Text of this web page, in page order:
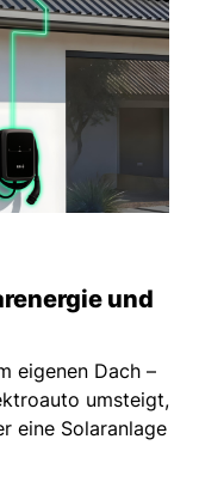
und
eigenen Dach –
umsteigt,
eine Solaranlage